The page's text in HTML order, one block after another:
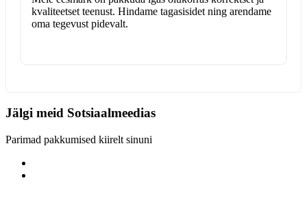
kvaliteetset teenust. Hindame tagasisidet ning arendame
oma tegevust pidevalt.
Jälgi meid Sotsiaalmeedias
Parimad pakkumised kiirelt sinuni